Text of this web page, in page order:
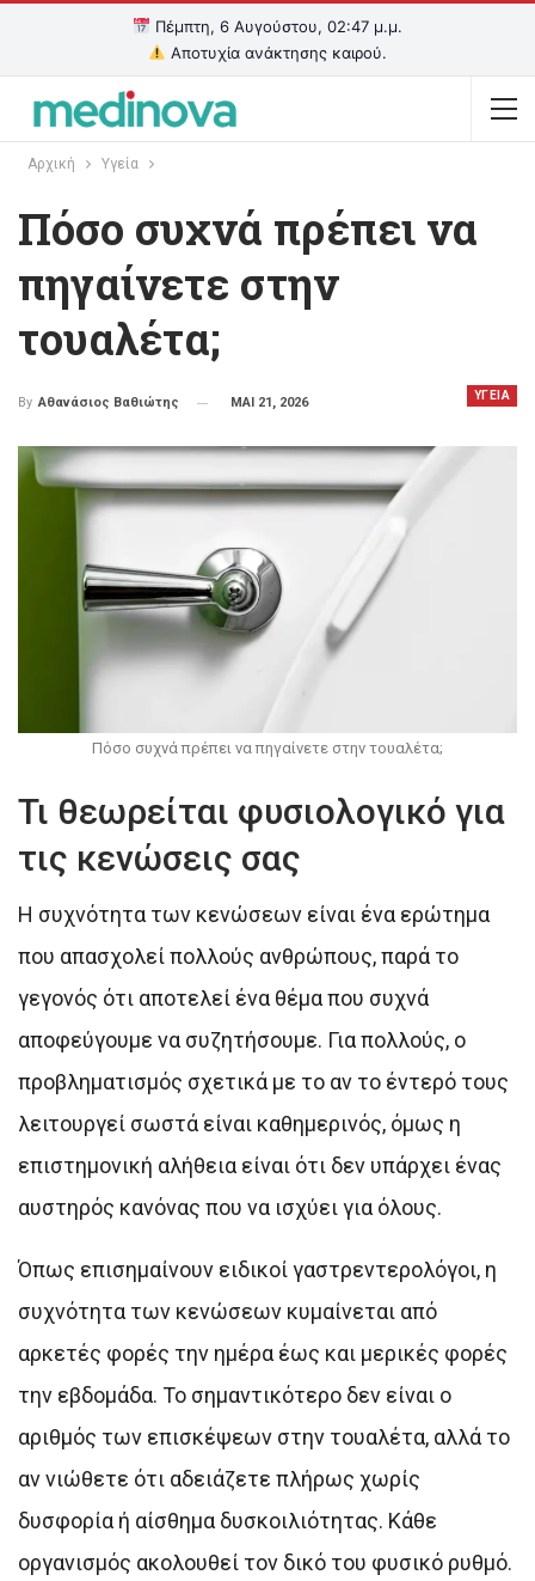
Πέμπτη, 6 Αυγούστου, 02:47 μ.μ.
Αποτυχία ανάκτησης καιρού.
Αρχική Υγεία
Πόσο συχνά πρέπει να
πηγαίνετε στην
τουαλέτα;
ΥΓΕΙΑ
By Αθανάσιος Βαθιώτης ΜΑΙ 21, 2026
Πόσο συχνά πρέπει να πηγαίνετε στην τουαλέτα;
Τι θεωρείται φυσιολογικό για
τις κενώσεις σας
Η συχνότητα των κενώσεων είναι ένα ερώτημα
που απασχολεί πολλούς ανθρώπους, παρά το
γεγονός ότι αποτελεί ένα θέμα που συχνά
αποφεύγουμε να συζητήσουμε. Για πολλούς, ο
προβληματισμός σχετικά με το αν το έντερό τους
λειτουργεί σωστά είναι καθημερινός, όμως η
επιστημονική αλήθεια είναι ότι δεν υπάρχει ένας
αυστηρός κανόνας που να ισχύει για όλους.
Όπως επισημαίνουν ειδικοί γαστρεντερολόγοι, η
συχνότητα των κενώσεων κυμαίνεται από
αρκετές φορές την ημέρα έως και μερικές φορές
την εβδομάδα. Το σημαντικότερο δεν είναι ο
αριθμός των επισκέψεων στην τουαλέτα, αλλά το
αν νιώθετε ότι αδειάζετε πλήρως χωρίς
δυσφορία ή αίσθημα δυσκοιλιότητας. Κάθε
οργανισμός ακολουθεί τον δικό του φυσικό ρυθμό.